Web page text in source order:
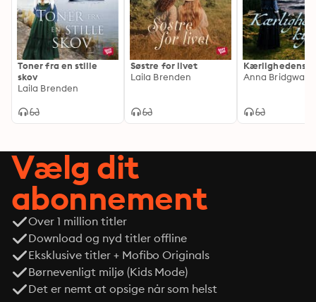
Toner fra en stille
skov
Laila Brenden
Søstre for livet
Laila Brenden
Kærlighedens
Anna
Vælg dit
abonnement
Over 1 million titler
Download og nyd titler offline
Eksklusive titler + Mofibo Originals
Børnevenligt miljø (Kids Mode)
Det er nemt at opsige når som helst